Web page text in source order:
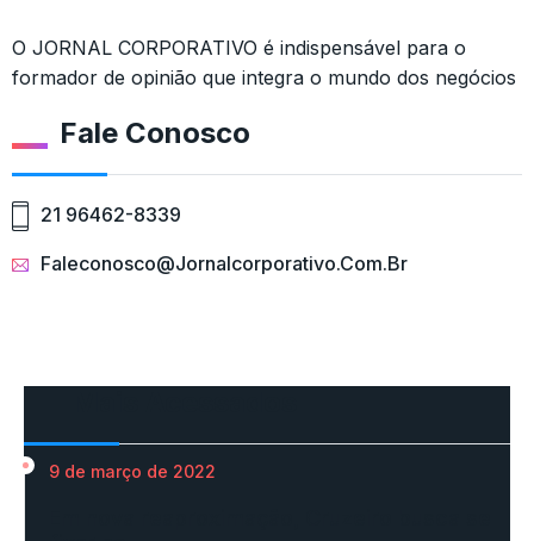
O JORNAL CORPORATIVO é indispensável para o
formador de opinião que integra o mundo dos negócios
Fale Conosco
21 96462-8339
Faleconosco@jornalcorporativo.com.br
9 de março de 2022